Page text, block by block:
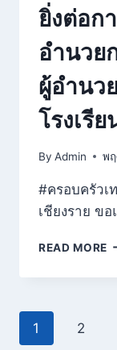
ยิ่งต่อก
อำนวย
ผู้อำนว
โรงเรี
By Admin พ
#ครอบครัวเ
เชียงราย ข
READ MORE
๔
Page
1 2